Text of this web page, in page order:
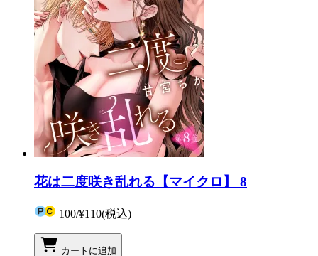
花は二度咲き乱れる【マイクロ】 8
100/¥110(税込)
カートに追加